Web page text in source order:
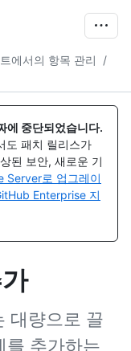
에서의 항목 관리
/
에 중단되었습니다.
도 패치 릴리스가
된 보안, 새로운 기
Server로 업그레이
Enterprise 지
대량으로 끌
를 추가하는